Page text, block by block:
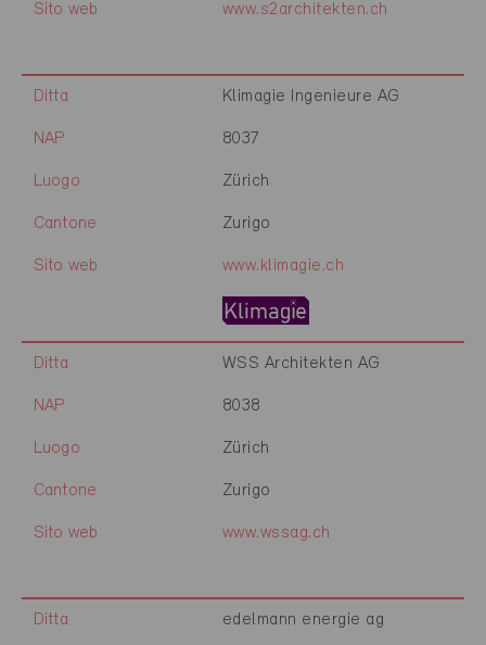
Sito web www.s2architekten.ch
Ditta Klimagie Ingenieure AG
NAP 8037
Luogo Zürich
Cantone Zurigo
Sito web www.klimagie.ch
Ditta WSS Architekten AG
NAP 8038
Luogo Zürich
Cantone Zurigo
Sito web www.wssag.ch
Ditta edelmann energie ag